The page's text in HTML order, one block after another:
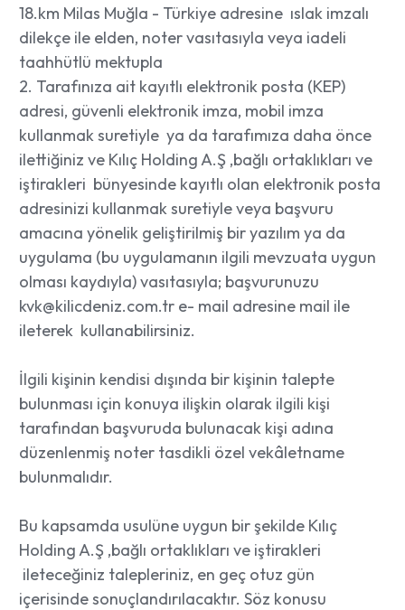
18.km Milas Muğla - Türkiye adresine ıslak imzalı
dilekçe ile elden, noter vasıtasıyla veya iadeli
taahhütlü mektupla
2. Tarafınıza ait kayıtlı elektronik posta (KEP)
adresi, güvenli elektronik imza, mobil imza
kullanmak suretiyle ya da tarafımıza daha önce
ilettiğiniz ve Kılıç Holding A.Ş ,bağlı ortaklıkları ve
iştirakleri bünyesinde kayıtlı olan elektronik posta
adresinizi kullanmak suretiyle veya başvuru
amacına yönelik geliştirilmiş bir yazılım ya da
uygulama (bu uygulamanın ilgili mevzuata uygun
olması kaydıyla) vasıtasıyla; başvurunuzu
kvk@kilicdeniz.com.tre- mail adresine mail ile
ileterek kullanabilirsiniz.
İlgili kişinin kendisi dışında bir kişinin talepte
bulunması için konuya ilişkin olarak ilgili kişi
tarafından başvuruda bulunacak kişi adına
düzenlenmiş noter tasdikli özel vekâletname
bulunmalıdır.
Bu kapsamda usulüne uygun bir şekilde Kılıç
Holding A.Ş ,bağlı ortaklıkları ve iştirakleri
ileteceğiniz talepleriniz, en geç otuz gün
içerisinde sonuçlandırılacaktır. Söz konusu